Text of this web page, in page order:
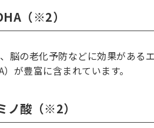
（※2）
脳の老化予防などに効果がある
）が豊富に含まれています。
ノ酸（※2）